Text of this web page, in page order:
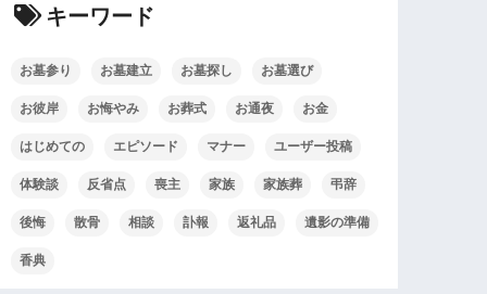
キーワード
お墓参り お墓建立 お墓探し お墓選び
お彼岸 お悔やみ お葬式 お通夜 お金
はじめての エピソード マナー ユーザー投稿
体験談 反省点 喪主 家族 家族葬 弔辞
後悔 散骨 相談 訃報 返礼品 遺影の準備
香典